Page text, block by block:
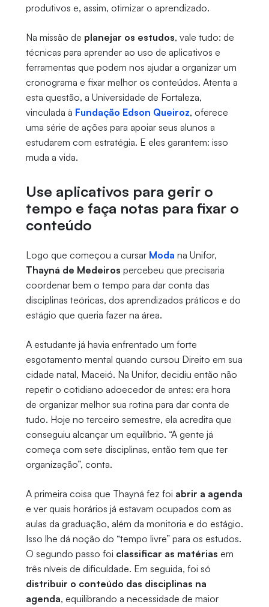
produtivos e, assim, otimizar o aprendizado.
Na missão de planejar os estudos, vale tudo: de
técnicas para aprender ao uso de aplicativos e
ferramentas que podem nos ajudar a organizar um
cronograma e fixar melhor os conteúdos. Atenta a
esta questão, a Universidade de Fortaleza,
vinculada à Fundação Edson Queiroz, oferece
uma série de ações para apoiar seus alunos a
estudarem com estratégia. E eles garantem: isso
muda a vida.
Use aplicativos para gerir o
tempo e faça notas para fixar o
conteúdo
Logo que começou a cursar Moda na Unifor,
Thayná de Medeiros percebeu que precisaria
coordenar bem o tempo para dar conta das
disciplinas teóricas, dos aprendizados práticos e do
estágio que queria fazer na área.
A estudante já havia enfrentado um forte
esgotamento mental quando cursou Direito em sua
cidade natal, Maceió. Na Unifor, decidiu então não
repetir o cotidiano adoecedor de antes: era hora
de organizar melhor sua rotina para dar conta de
tudo. Hoje no terceiro semestre, ela acredita que
conseguiu alcançar um equilíbrio. “A gente já
começa com sete disciplinas, então tem que ter
organização”, conta.
A primeira coisa que Thayná fez foi abrir a agenda
e ver quais horários já estavam ocupados com as
aulas da graduação, além da monitoria e do estágio.
Isso lhe dá noção do “tempo livre” para os estudos.
O segundo passo foi classificar as matérias em
três níveis de dificuldade. Em seguida, foi só
distribuir o conteúdo das disciplinas na
agenda, equilibrando a necessidade de maior